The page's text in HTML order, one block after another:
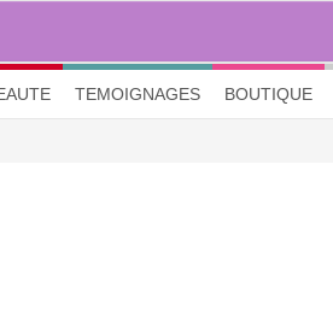
M'inscrire| Me connecter| ?
TEMOIGNAGES BOUTIQUE